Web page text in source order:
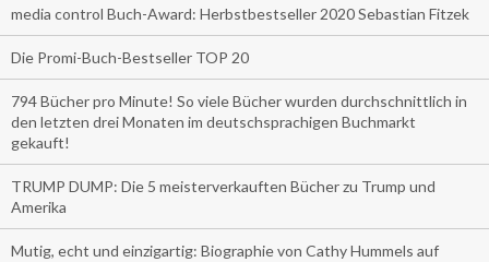
media control Buch-Award: Herbstbestseller 2020 Sebastian Fitzek
Die Promi-Buch-Bestseller TOP 20
794 Bücher pro Minute! So viele Bücher wurden durchschnittlich in
den letzten drei Monaten im deutschsprachigen Buchmarkt
gekauft!
TRUMP DUMP: Die 5 meisterverkauften Bücher zu Trump und
Amerika
Mutig, echt und einzigartig: Biographie von Cathy Hummels auf